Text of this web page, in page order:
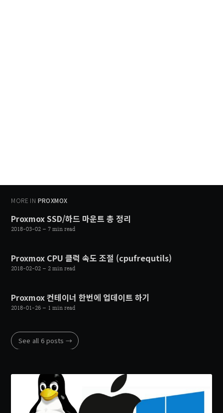
MORE IN PROXMOX
Proxmox SSD/하드 마운트 총 정리
2018-03-02 – 7 min read
Proxmox CPU 클럭 속도 조절 (cpufrequtils)
2018-02-02 – 2 min read
Proxmox 컨테이너 한번에 업데이트 하기
2018-01-26 – 1 min read
See all 6 posts →